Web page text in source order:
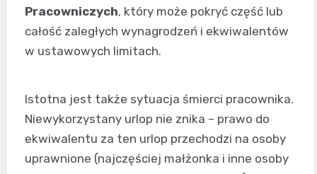
Pracowniczych, który może pokryć część lub
całość zaległych wynagrodzeń i ekwiwalentów
w ustawowych limitach.
Istotna jest także sytuacja śmierci pracownika.
Niewykorzystany urlop nie znika – prawo do
ekwiwalentu za ten urlop przechodzi na osoby
uprawnione (najczęściej małżonka i inne osoby